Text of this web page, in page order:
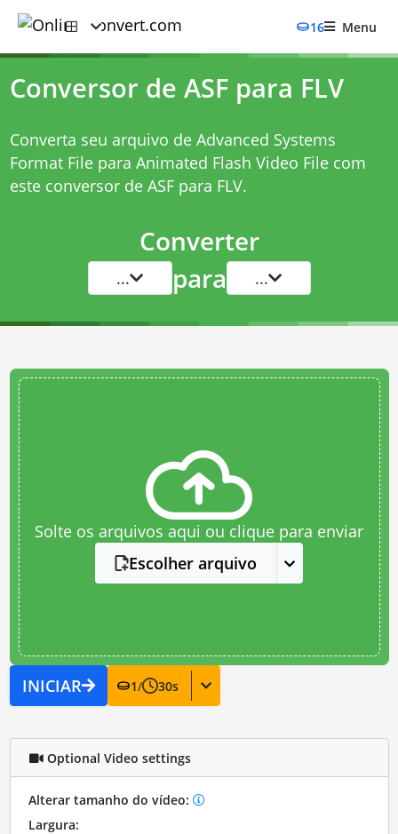
16 Menu
Conversor de ASF para FLV
Converta seu arquivo de Advanced Systems
Format File para Animated Flash Video File com
este conversor de ASF para FLV.
Converter
... para ...
Solte os arquivos aqui ou clique para enviar
Escolher arquivo
INICIAR 1/ 30s
Optional Video settings
Alterar tamanho do vídeo:
Largura: